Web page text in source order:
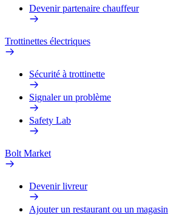
Devenir partenaire chauffeur
Trottinettes électriques
Sécurité à trottinette
Signaler un problème
Safety Lab
Bolt Market
Devenir livreur
Ajouter un restaurant ou un magasin